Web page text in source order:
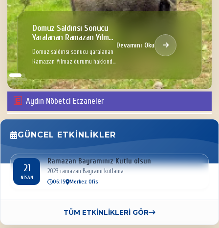
Domuz Saldırısı Sonucu
Yaralanan Ramazan Yılmaz
Hakkında
Domuz saldırısı sonucu yaralanan
Ramazan Yılmaz durumu hakkında
Devamını Oku
Aydın Nöbetci Eczaneler
GÜNCEL ETKINLIKLER
21
NISAN
Ramazan Bayramınız Kutlu olsun
2023 ramazan Bayramı kutlama
06:15 Merkez Ofis
TÜM ETKİNLİKLERİ GÖR